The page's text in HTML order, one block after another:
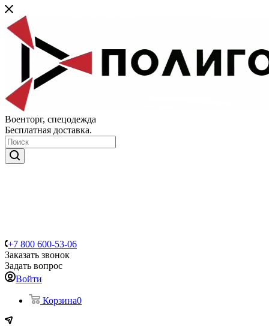
Военторг, спецодежда
Бесплатная доставка.
+7 800 600-53-06
Заказать звонок
Задать вопрос
Войти
Корзина0